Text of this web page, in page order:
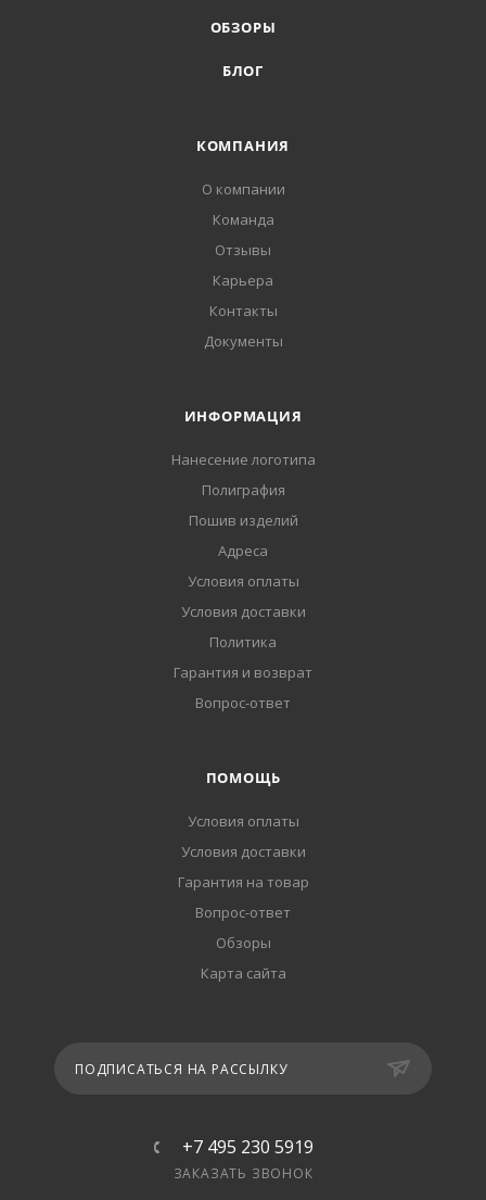
ОБЗОРЫ
БЛОГ
КОМПАНИЯ
О компании
Команда
Отзывы
Карьера
Контакты
Документы
ИНФОРМАЦИЯ
Нанесение логотипа
Полиграфия
Пошив изделий
Адреса
Условия оплаты
Условия доставки
Политика
Гарантия и возврат
Вопрос-ответ
ПОМОЩЬ
Условия оплаты
Условия доставки
Гарантия на товар
Вопрос-ответ
Обзоры
Карта сайта
ПОДПИСАТЬСЯ НА РАССЫЛКУ
+7 495 230 5919
ЗАКАЗАТЬ ЗВОНОК